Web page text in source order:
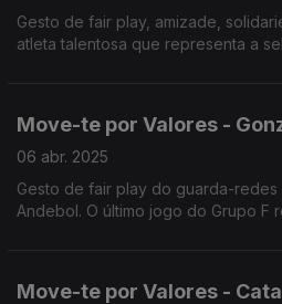
Gesto de fair play, amizade,
atleta talentosa que representa a
Move-te por Valores -
06 abr. 2025
Gesto de fair play do guarda-
Andebol. O último jogo do Grupo F
Move-te por Valores -